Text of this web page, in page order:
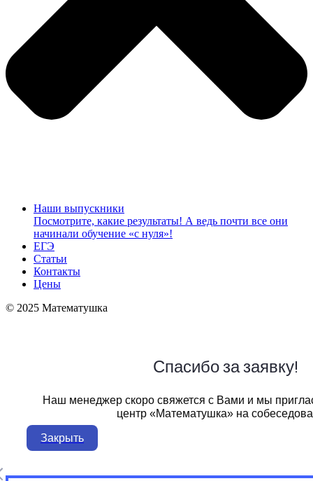
Наши выпускники
Посмотрите, какие результаты! А ведь почти все они
начинали обучение «с нуля»!
ЕГЭ
Статьи
Контакты
Цены
© 2025 Математушка
Спасибо за заявку!
Наш менеджер скоро свяжется с Вами и мы
центр «Математушка» на
Закрыть